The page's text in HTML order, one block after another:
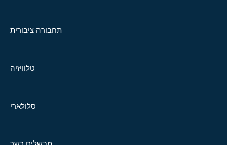
תחבורה ציבורית
טלוויזיה
סלולארי